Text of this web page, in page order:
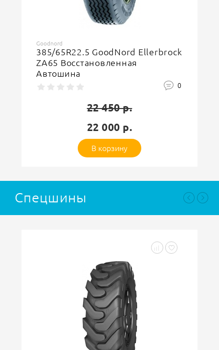
Goodnord
315/70R22.5 GoodNord MM93
Winter E TL Зимняя
Восстановленная Автошина
0
22 450 р.
22 000 р.
В корзину
Спецшины